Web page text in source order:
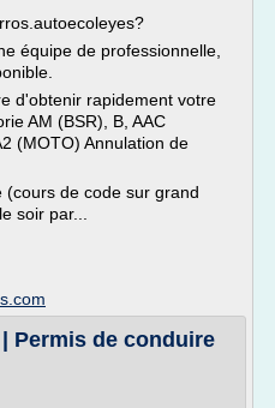
équipe de professionnelle,
d'obtenir rapidement votre
AM (BSR), B, AAC
(MOTO) Annulation de
de code sur grand
soir par...
Permis de conduire